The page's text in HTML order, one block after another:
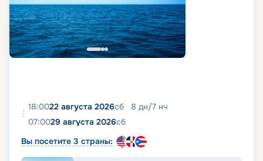
18:0022 августа 2026сб 8 дн/7 нч
07:0029 августа 2026сб
Вы посетите 3 страны: